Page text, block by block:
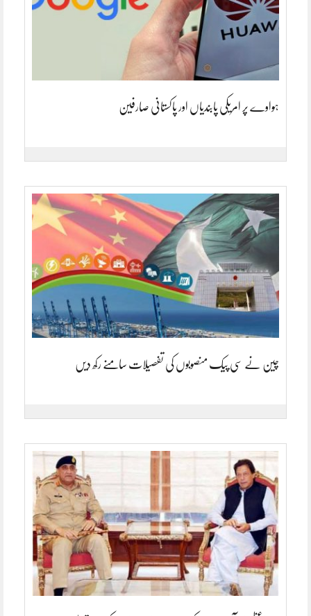
ہواوے پر امریکی پابندیاں اور پاکستانی صارفین
چین نے سی پیک منصوبوں کی تفصیلات سامنے رکھ دیں